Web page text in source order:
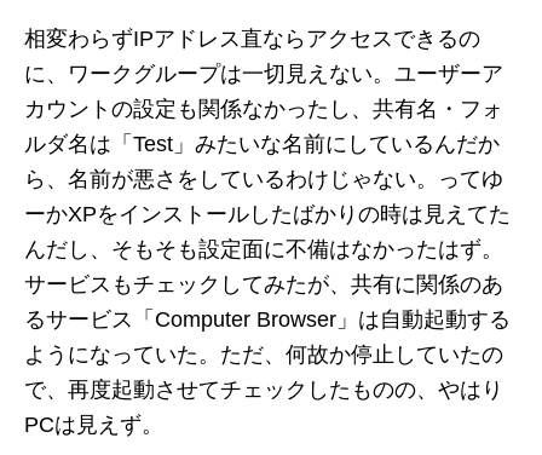
相変わらずIPアドレス直ならアクセスできるの
に、ワークグループは一切見えない。ユーザーア
カウントの設定も関係なかったし、共有名・フォ
ルダ名は「Test」みたいな名前にしているんだか
ら、名前が悪さをしているわけじゃない。ってゆ
ーかXPをインストールしたばかりの時は見えてた
んだし、そもそも設定面に不備はなかったはず。
サービスもチェックしてみたが、共有に関係のあ
るサービス「Computer Browser」は自動起動する
ようになっていた。ただ、何故か停止していたの
で、再度起動させてチェックしたものの、やはり
PCは見えず。